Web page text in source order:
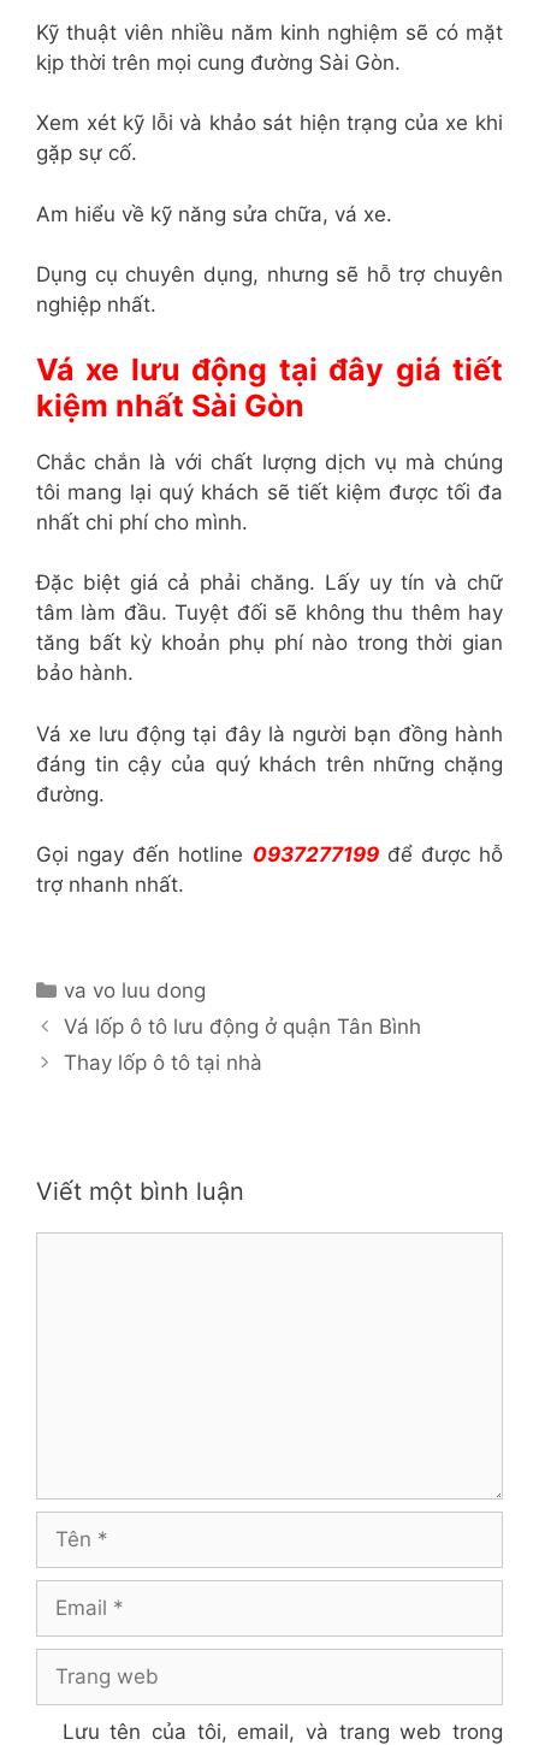
Kỹ thuật viên nhiều năm kinh nghiệm sẽ có mặt
kịp thời trên mọi cung đường Sài Gòn.
Xem xét kỹ lỗi và khảo sát hiện trạng của xe khi
gặp sự cố.
Am hiểu về kỹ năng sửa chữa, vá xe.
Dụng cụ chuyên dụng, nhưng sẽ hỗ trợ chuyên
nghiệp nhất.
Vá xe lưu động tại đây giá tiết
kiệm nhất Sài Gòn
Chắc chắn là với chất lượng dịch vụ mà chúng
tôi mang lại quý khách sẽ tiết kiệm được tối đa
nhất chi phí cho mình.
Đặc biệt giá cả phải chăng. Lấy uy tín và chữ
tâm làm đầu. Tuyệt đối sẽ không thu thêm hay
tăng bất kỳ khoản phụ phí nào trong thời gian
bảo hành.
Vá xe lưu động tại đây là người bạn đồng hành
đáng tin cậy của quý khách trên những chặng
đường.
Gọi ngay đến hotline 0937277199để được hỗ
trợ nhanh nhất.
Danh
mục
va vo luu dong
Vá lốp ô tô lưu động ở quận Tân Bình
Thay lốp ô tô tại nhà
Viết một bình luận
web
Lưu tên của tôi, email, và trang web trong